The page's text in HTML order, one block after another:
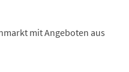
mit Angeboten aus